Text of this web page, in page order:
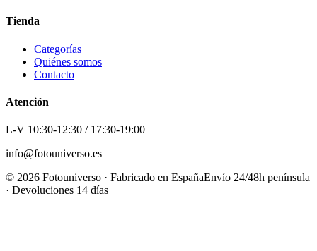
Tienda
Categorías
Quiénes somos
Contacto
Atención
L-V 10:30-12:30 / 17:30-19:00
info@fotouniverso.es
© 2026 Fotouniverso · Fabricado en EspañaEnvío 24/48h península
· Devoluciones 14 días